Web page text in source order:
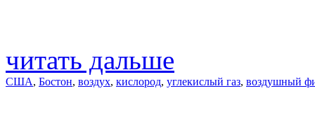
читать дальше
США, Бостон, воздух, кислород, углекислый газ, воздушный